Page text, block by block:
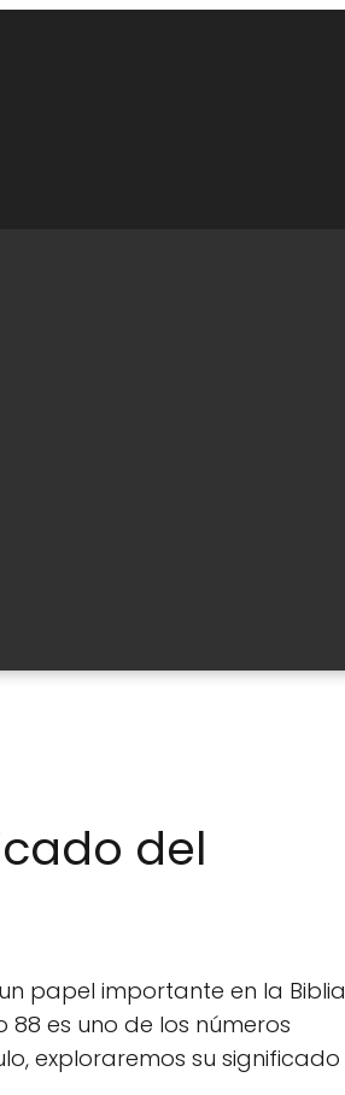
del
papel importante en la Biblia
88 es uno de los números
exploraremos su significado